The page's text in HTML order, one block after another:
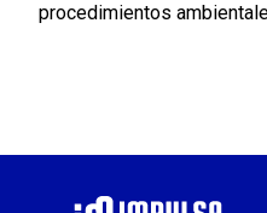
procedimientos